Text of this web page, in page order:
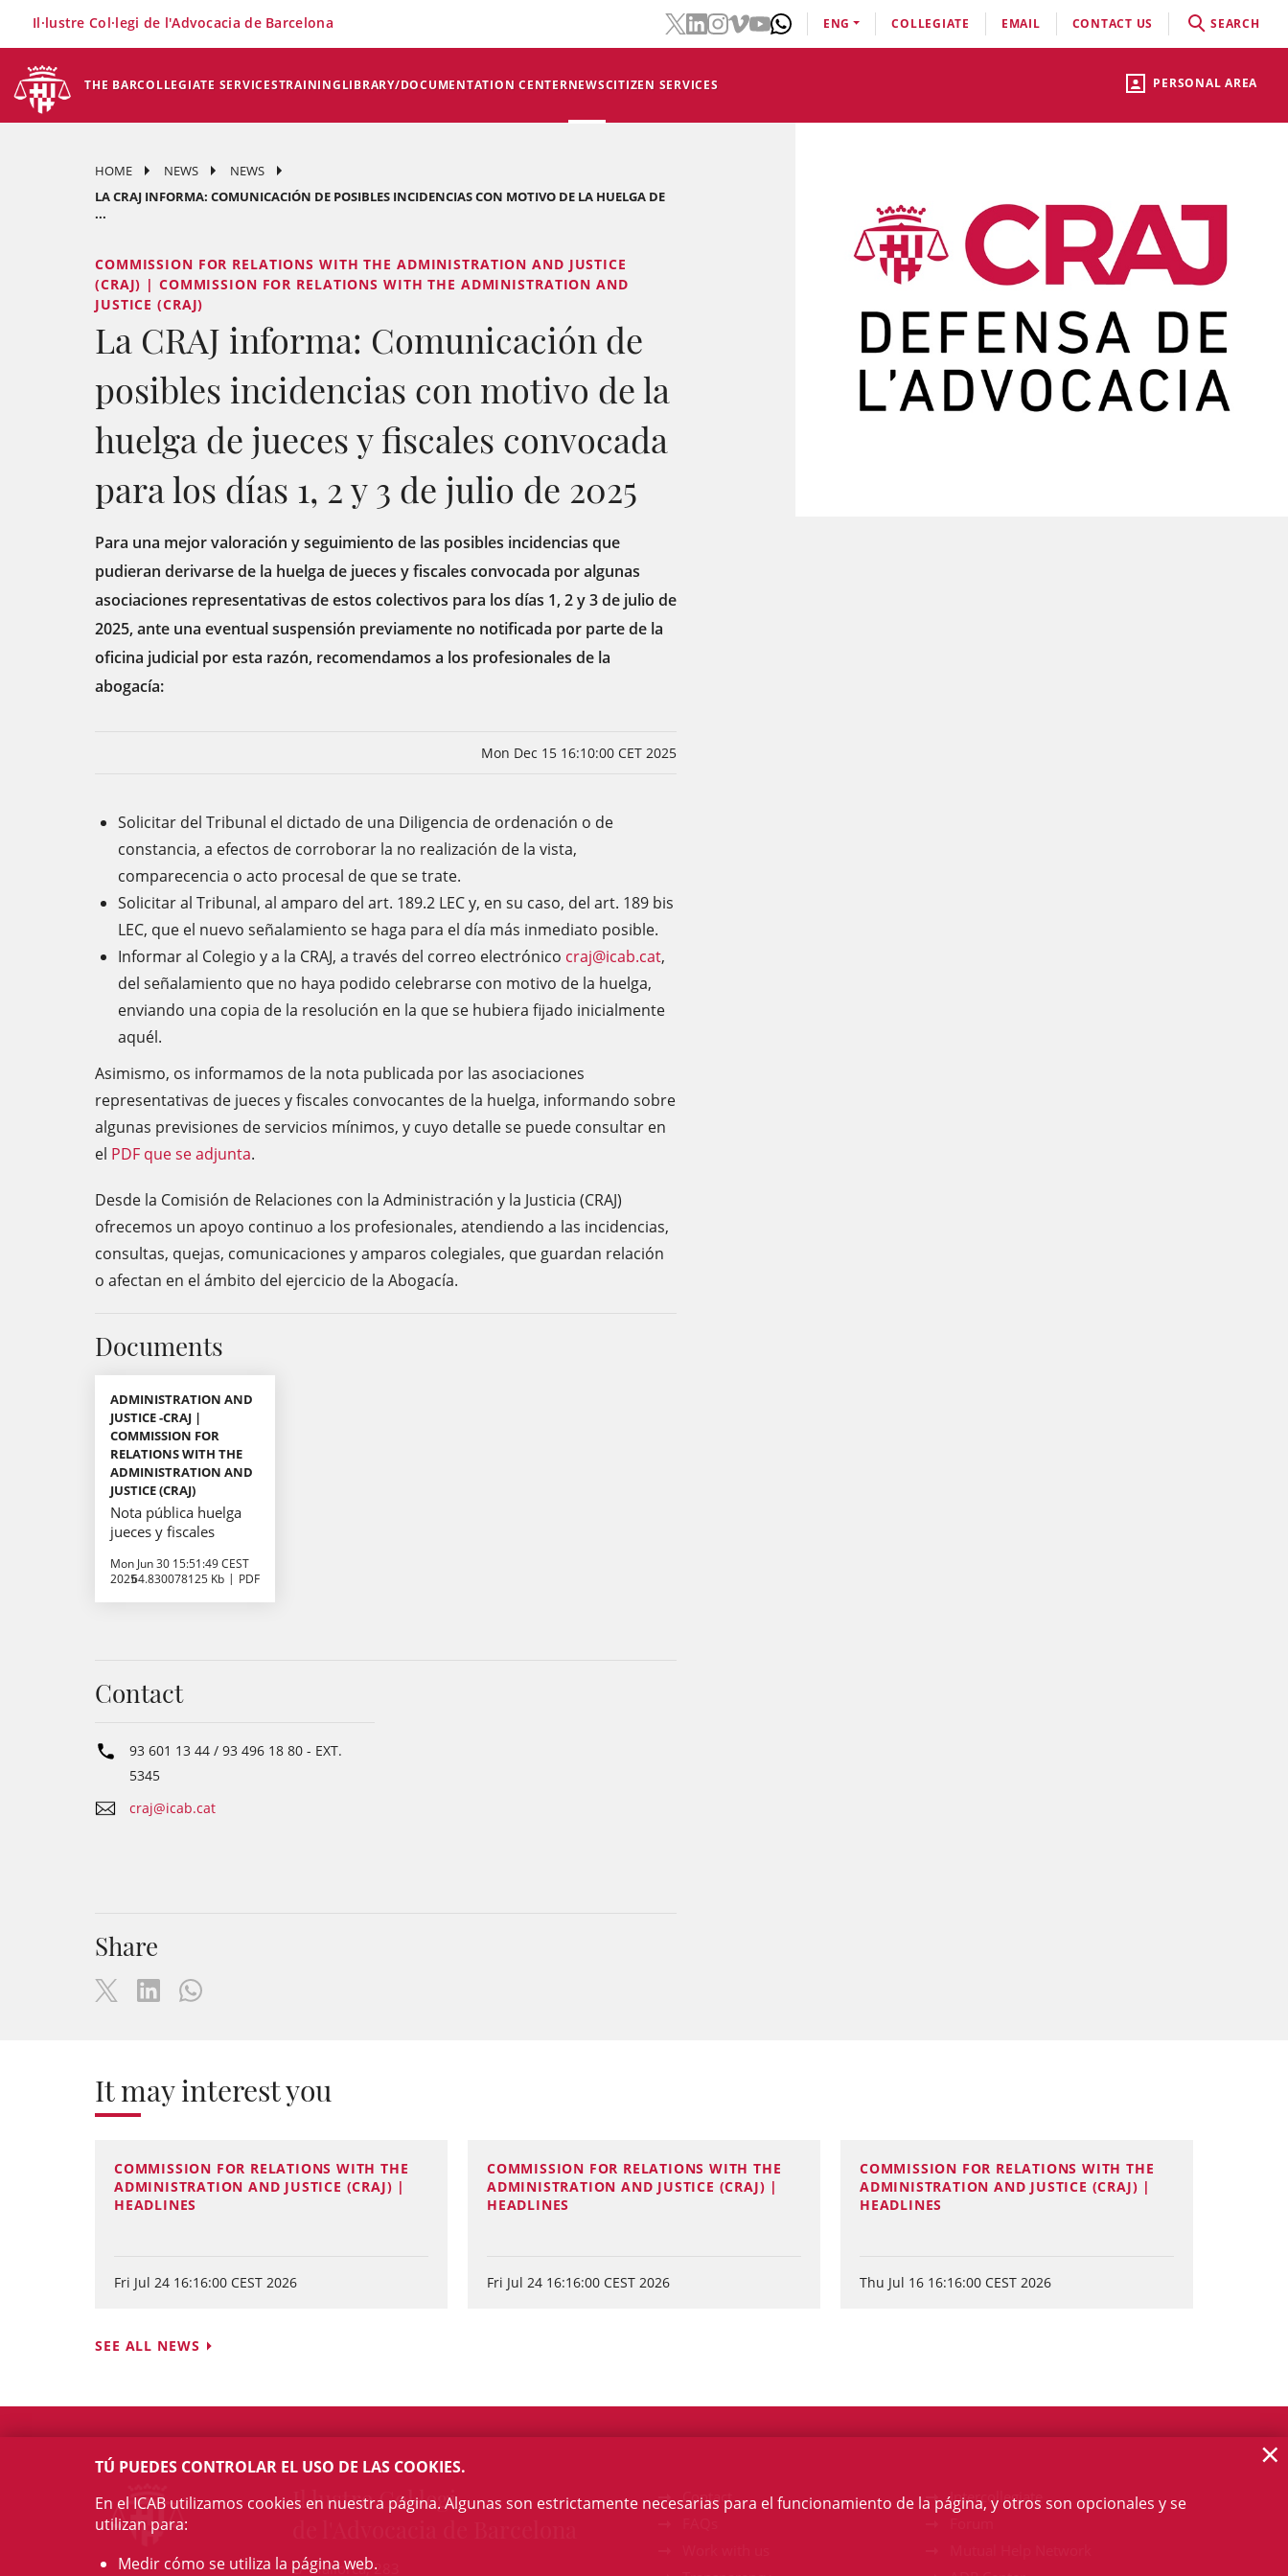
PERSONAL AREA
THE BARCOLLEGIATE SERVICESTRAININGLIBRARY/DOCUMENTATION CENTERNEWSCITIZEN SERVICES
Il·lustre Col·legi de l'Advocacia de Barcelona ENG COLLEGIATE EMAIL CONTACT US SEARCH
HOME NEWS
NEWS
LA CRAJ INFORMA: COMUNICACIÓN DE POSIBLES INCIDENCIAS CON MOTIVO DE LA HUELGA DE
...
COMMISSION FOR RELATIONS WITH THE ADMINISTRATION AND JUSTICE
(CRAJ) | COMMISSION FOR RELATIONS WITH THE ADMINISTRATION AND
JUSTICE (CRAJ)
La CRAJ informa: Comunicación de
posibles incidencias con motivo de la
huelga de jueces y fiscales convocada
para los días 1, 2 y 3 de julio de 2025
Para una mejor valoración y seguimiento de las posibles incidencias que
pudieran derivarse de la huelga de jueces y fiscales convocada por algunas
asociaciones representativas de estos colectivos para los días 1, 2 y 3 de julio de
2025, ante una eventual suspensión previamente no notificada por parte de la
oficina judicial por esta razón, recomendamos a los profesionales de la
abogacía:
Mon Dec 15 16:10:00 CET 2025
Solicitar del Tribunal el dictado de una Diligencia de ordenación o de
constancia, a efectos de corroborar la no realización de la vista,
comparecencia o acto procesal de que se trate.
Solicitar al Tribunal, al amparo del art. 189.2 LEC y, en su caso, del art. 189 bis
LEC, que el nuevo señalamiento se haga para el día más inmediato posible.
Informar al Colegio y a la CRAJ, a través del correo electrónico craj@icab.cat,
del señalamiento que no haya podido celebrarse con motivo de la huelga,
enviando una copia de la resolución en la que se hubiera fijado inicialmente
aquél.
Asimismo, os informamos de la nota publicada por las asociaciones
representativas de jueces y fiscales convocantes de la huelga, informando sobre
algunas previsiones de servicios mínimos, y cuyo detalle se puede consultar en
el PDF que se adjunta.
Desde la Comisión de Relaciones con la Administración y la Justicia (CRAJ)
ofrecemos un apoyo continuo a los profesionales, atendiendo a las incidencias,
consultas, quejas, comunicaciones y amparos colegiales, que guardan relación
o afectan en el ámbito del ejercicio de la Abogacía.
Documents
ADMINISTRATION AND
JUSTICE -CRAJ |
COMMISSION FOR
RELATIONS WITH THE
ADMINISTRATION AND
JUSTICE (CRAJ)
Nota pública huelga
jueces y fiscales
Mon Jun 30 15:51:49 CEST
202564.830078125 Kb PDF
Contact
93 601 13 44 / 93 496 18 80 - EXT.
5345
craj@icab.cat
Share
It may interest you
COMMISSION FOR RELATIONS WITH THE
ADMINISTRATION AND JUSTICE (CRAJ) |
HEADLINES
Fri Jul 24 16:16:00 CEST 2026
COMMISSION FOR RELATIONS WITH THE
ADMINISTRATION AND JUSTICE (CRAJ) |
HEADLINES
Fri Jul 24 16:16:00 CEST 2026
COMMISSION FOR RELATIONS WITH THE
ADMINISTRATION AND JUSTICE (CRAJ) |
HEADLINES
Thu Jul 16 16:16:00 CEST 2026
SEE ALL NEWS
Il·lustre Col·legi
c/ Mallorca, 283
Contact
Intercollegiate
TÚ PUEDES CONTROLAR EL USO DE LAS COOKIES.
En el ICAB utilizamos cookies en nuestra página. Algunas son estrictamente necesarias para el funcionamiento de la página, y otros son opcionales y se
utilizan para:
Medir cómo se utiliza la página web.
×